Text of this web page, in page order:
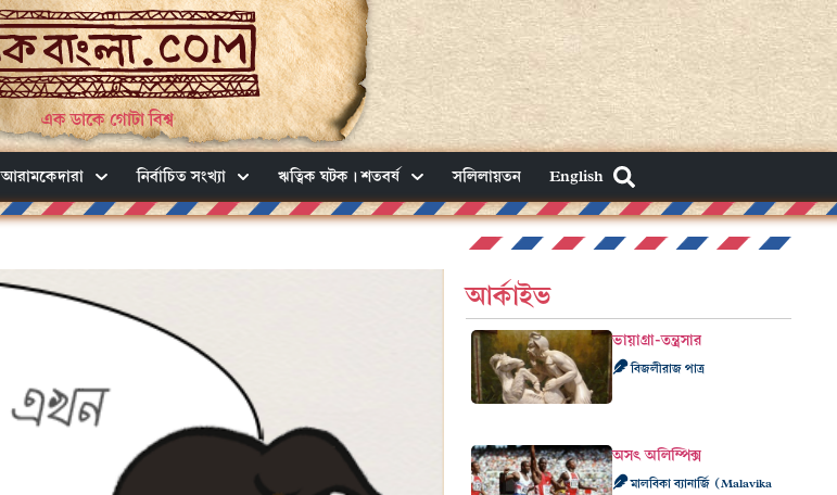
এক ডাকে গোটা বিশ্ব
আরামকেদারা নির্বাচিত সংখ্যা ঋত্বিক ঘটক। শতবর্ষ সলিলায়তন English
আর্কাইভ
ভায়াগ্রা-তন্ত্রসার
বিজলীরাজ পাত্র
অসৎ অলিম্পিক্স
মালবিকা ব্যানার্জি (Malavika